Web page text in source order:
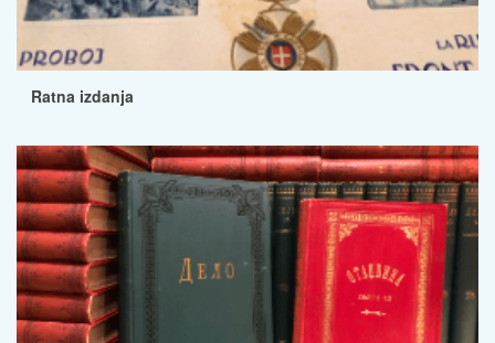
Ratna izdanja